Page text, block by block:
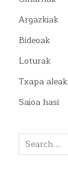
Argazkiak
Bideoak
Loturak
Txapa aleak
Saioa hasi
Search
for: